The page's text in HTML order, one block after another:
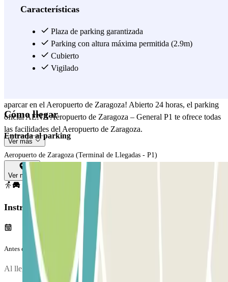
más: este parking cubierto está a solo 1 minuto andando de la
cuando llegues, podrás sin problema aparcar en el parking AENA
Aeropuerto de Zaragoza – General P1, con total seguridad. Gracias
al aparcamiento AENA Aeropuerto de Zaragoza – General P1,
ahorrarás tiempo y dinero: solo tienes que llegar al Aeropuerto de
aparcar en el Aeropuerto de Zaragoza! Abierto 24 horas, el parking
oficial AENA Aeropuerto de Zaragoza – General P1 te ofrece todas
las facilidades del Aeropuerto de Zaragoza.
Ver más
Características
Plaza de parking garantizada
Parking con altura máxima permitida (2.9m)
Cubierto
Vigilado
Cómo llegar
Entrada al parking
Aeropuerto de Zaragoza (Terminal de Llegadas - P1)
Ver mapa
Instrucciones
Antes de tu viaje
Al llegar al parking, para entrar, entry.method.aena